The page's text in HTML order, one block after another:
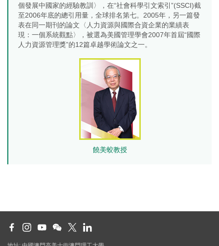
饒美蛟教授
個發展中國家的經驗教訓〉，在“社會科學引文索引”(SSCI)截
至2006年底的總引用量，全球排名第七。2005年，另一篇發
表在同一期刊的論文〈人力資源與國際合資企業的業績表
現：一個系統觀點〉，被選為美國管理學會2007年首屆“國際
人力資源管理獎”的12篇卓越學術論文之一。